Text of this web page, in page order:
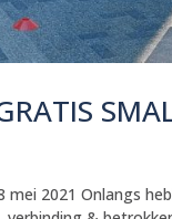
2021 Onlangs